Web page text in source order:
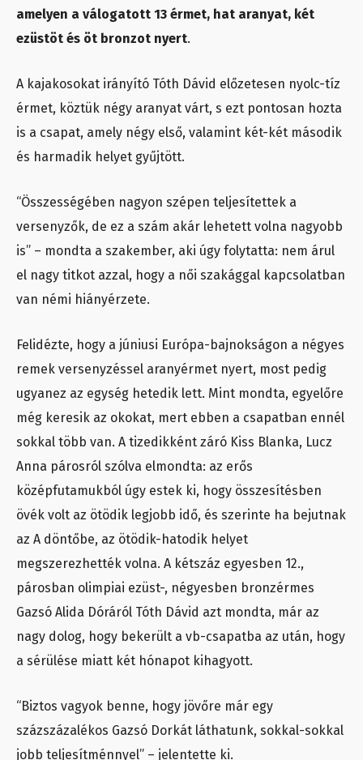
amelyen a válogatott 13 érmet, hat aranyat, két
ezüstöt és öt bronzot nyert.
A kajakosokat irányító Tóth Dávid előzetesen nyolc-tíz
érmet, köztük négy aranyat várt, s ezt pontosan hozta
is a csapat, amely négy első, valamint két-két második
és harmadik helyet gyűjtött.
“Összességében nagyon szépen teljesítettek a
versenyzők, de ez a szám akár lehetett volna nagyobb
is” – mondta a szakember, aki úgy folytatta: nem árul
el nagy titkot azzal, hogy a női szakággal kapcsolatban
van némi hiányérzete.
Felidézte, hogy a júniusi Európa-bajnokságon a négyes
remek versenyzéssel aranyérmet nyert, most pedig
ugyanez az egység hetedik lett. Mint mondta, egyelőre
még keresik az okokat, mert ebben a csapatban ennél
sokkal több van. A tizedikként záró Kiss Blanka, Lucz
Anna párosról szólva elmondta: az erős
középfutamukból úgy estek ki, hogy összesítésben
övék volt az ötödik legjobb idő, és szerinte ha bejutnak
az A döntőbe, az ötödik-hatodik helyet
megszerezhették volna. A kétszáz egyesben 12.,
párosban olimpiai ezüst-, négyesben bronzérmes
Gazsó Alida Dóráról Tóth Dávid azt mondta, már az
nagy dolog, hogy bekerült a vb-csapatba az után, hogy
a sérülése miatt két hónapot kihagyott.
“Biztos vagyok benne, hogy jövőre már egy
százszázalékos Gazsó Dorkát láthatunk, sokkal-sokkal
jobb teljesítménnyel” – jelentette ki.